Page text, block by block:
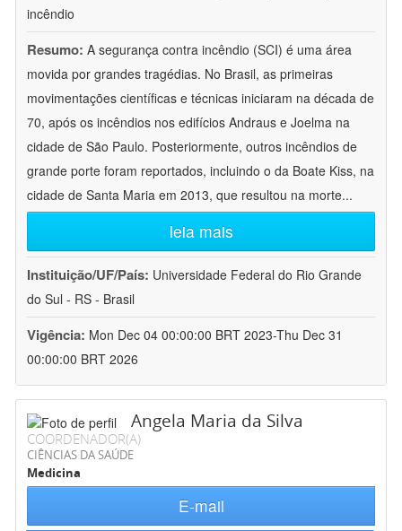
incêndio
Resumo: A segurança contra incêndio (SCI) é uma área
movida por grandes tragédias. No Brasil, as primeiras
movimentações científicas e técnicas iniciaram na década de
70, após os incêndios nos edifícios Andraus e Joelma na
cidade de São Paulo. Posteriormente, outros incêndios de
grande porte foram reportados, incluindo o da Boate Kiss, na
cidade de Santa Maria em 2013, que resultou na morte...
leia mais
Instituição/UF/País: Universidade Federal do Rio Grande
do Sul - RS - Brasil
Vigência: Mon Dec 04 00:00:00 BRT 2023-Thu Dec 31
00:00:00 BRT 2026
Angela Maria da Silva
COORDENADOR(A)
CIÊNCIAS DA SAÚDE
Medicina
E-mail